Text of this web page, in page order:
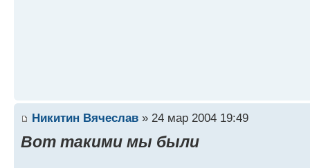
Никитин Вячеслав » 24 мар 2004 19:49
Вот такими мы были